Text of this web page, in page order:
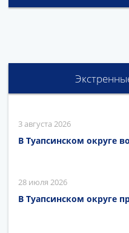
3 августа 2026
В Туапсинском округе
28 июля 2026
В Туапсинском округе